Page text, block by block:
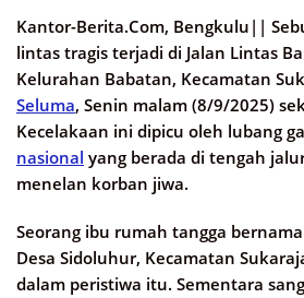
Kantor-Berita.Com, Bengkulu||
lintas tragis terjadi di Jalan Lintas
Kelurahan Babatan, Kecamatan
Seluma, Senin malam (8/9/2025)
Kecelakaan ini dipicu oleh lubang
nasional yang berada di tengah
menelan korban jiwa.
Seorang ibu rumah tangga
Desa Sidoluhur, Kecamatan
dalam peristiwa itu. Sementara